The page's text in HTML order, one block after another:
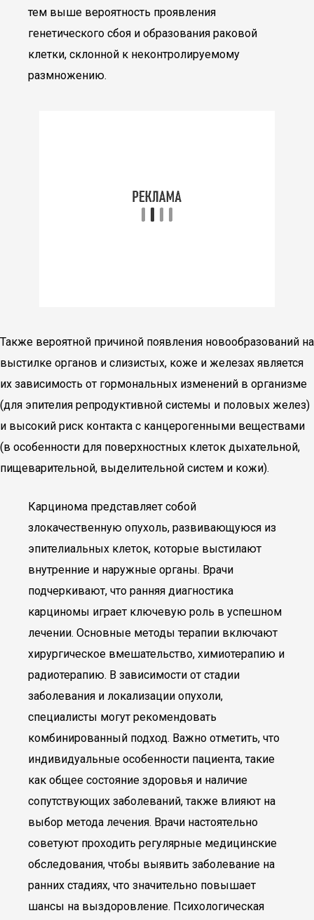
тем выше вероятность проявления
генетического сбоя и образования раковой
клетки, склонной к неконтролируемому
размножению.
Также вероятной причиной появления новообразований на
выстилке органов и слизистых, коже и железах является
их зависимость от гормональных изменений в организме
(для эпителия репродуктивной системы и половых желез)
и высокий риск контакта с канцерогенными веществами
(в особенности для поверхностных клеток дыхательной,
пищеварительной, выделительной систем и кожи).
Карцинома представляет собой
злокачественную опухоль, развивающуюся из
эпителиальных клеток, которые выстилают
внутренние и наружные органы. Врачи
подчеркивают, что ранняя диагностика
карциномы играет ключевую роль в успешном
лечении. Основные методы терапии включают
хирургическое вмешательство, химиотерапию и
радиотерапию. В зависимости от стадии
заболевания и локализации опухоли,
специалисты могут рекомендовать
комбинированный подход. Важно отметить, что
индивидуальные особенности пациента, такие
как общее состояние здоровья и наличие
сопутствующих заболеваний, также влияют на
выбор метода лечения. Врачи настоятельно
советуют проходить регулярные медицинские
обследования, чтобы выявить заболевание на
ранних стадиях, что значительно повышает
шансы на выздоровление. Психологическая